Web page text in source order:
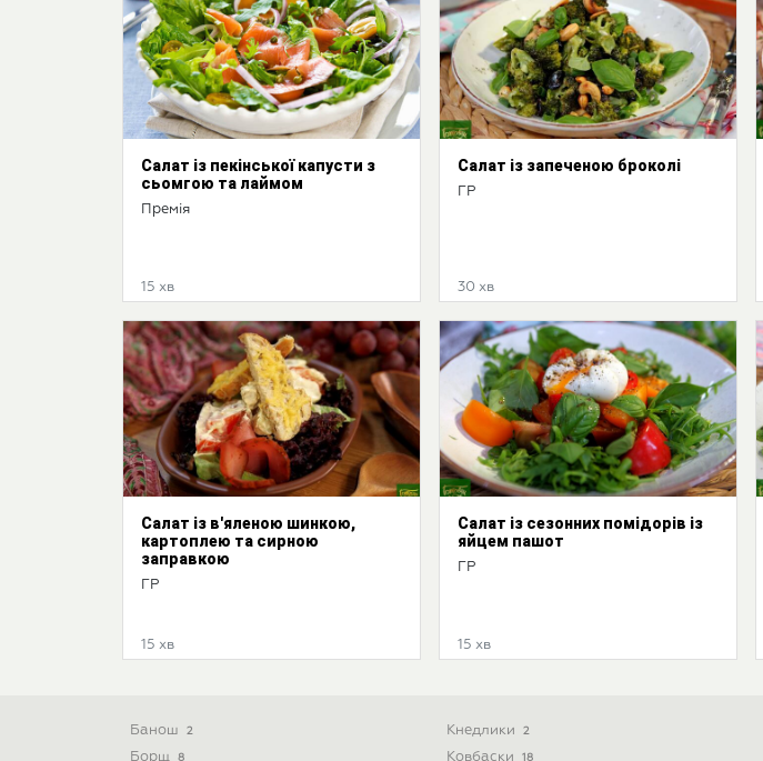
Салат із пекінської капусти з
сьомгою та лаймом
Премія
15 хв
Салат із запеченою броколі
ГР
30 хв
Салат із в'яленою шинкою,
картоплею та сирною
заправкою
ГР
15 хв
Салат із сезонних помідорів із
яйцем пашот
ГР
15 хв
Банош 2
Борщ 8
Кнедлики 2
Ковбаски 18